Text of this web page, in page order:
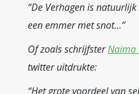
“De Verhagen is
een emmer met snot…”
Of zoals schrijfsterNaima
twitter uitdrukte:
“Het grote voordeel van